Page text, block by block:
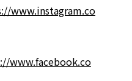
www.instagram.co
www.facebook.co